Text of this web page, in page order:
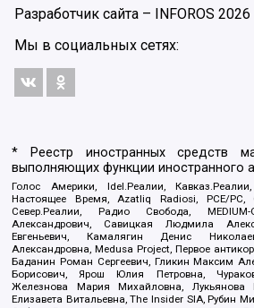
Разработчик сайта – INFOROS 2026
Мы в социальных сетях:
* Реестр иностранных средств
выполняющих функции иностранного
Голос Америки, Idel.Реалии,
Настоящее Время, Azatliq Radiosi, PCE/PC,
Север.Реалии, Радио Свобода,
Александрович, Савицкая Людмила
Евгеньевич, Камалягин Денис
Александровна, Medusa Project, Первое
Баданин Роман Сергеевич, Гликин Максим
Борисович, Ярош Юлия Петровна,
Железнова Мария Михайловна, Лукьянова
Елизавета Витальевна, The Insider SIA, Рубин